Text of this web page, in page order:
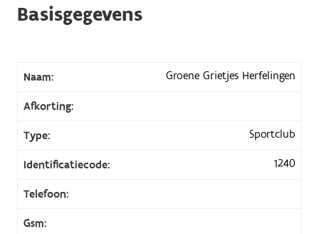
Basisgegevens
Naam: Groene Grietjes Herfelingen
Afkorting:
Type: Sportclub
Identificatiecode: 1240
Telefoon:
Gsm: